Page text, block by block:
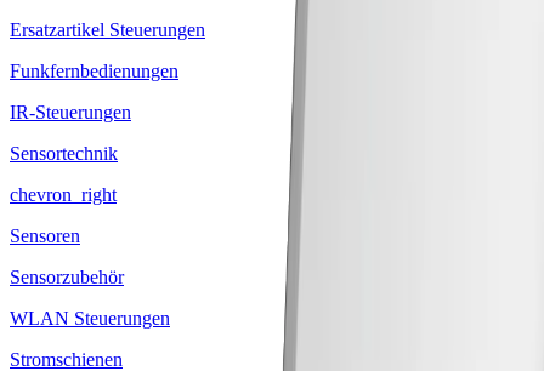
Ersatzartikel Steuerungen
Funkfernbedienungen
IR-Steuerungen
Sensortechnik
chevron_right
Sensoren
Sensorzubehör
WLAN Steuerungen
Stromschienen